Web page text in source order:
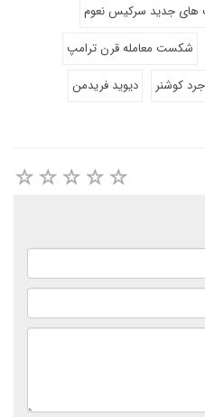
های جدید سرکیس نعوم
شکست معامله قرن ترامپ
جرد کوشنر دیوید فریدمن